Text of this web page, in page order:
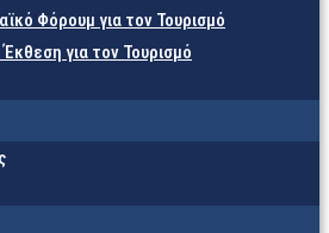
Φόρουμ για τον Τουρισμό
Έκθεση για τον Τουρισμό